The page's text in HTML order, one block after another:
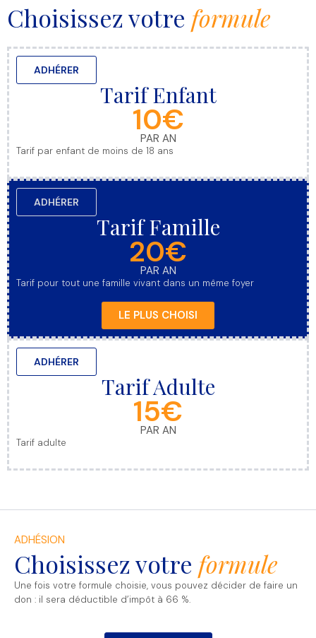
Choisissez votre formule
ADHÉRER
Tarif Enfant
10€
PAR AN
Tarif par enfant de moins de 18 ans
Tarif Famille
20€
PAR AN
Tarif pour tout une famille vivant dans un même foyer
ADHÉRER
LE PLUS CHOISI
ADHÉRER
Tarif Adulte
15€
PAR AN
Tarif adulte
ADHÉSION
Choisissez votre formule
Une fois votre formule choisie, vous pouvez décider de faire un
don : il sera déductible d’impôt à 66 %.